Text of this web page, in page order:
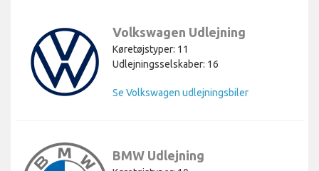
Volkswagen Udlejning
Køretøjstyper: 11
Udlejningsselskaber: 16
Se Volkswagen udlejningsbiler
BMW Udlejning